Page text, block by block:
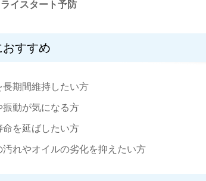
イスタート予防
すすめ
長期間維持したい方
振動が気になる方
命を延ばしたい方
汚れやオイルの劣化を抑えたい方